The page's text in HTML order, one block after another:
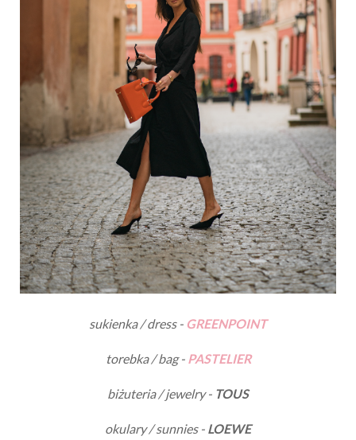
sukienka / dress - GREENPOINT
torebka / bag - PASTELIER
biżuteria / jewelry - TOUS
okulary / sunnies - LOEWE